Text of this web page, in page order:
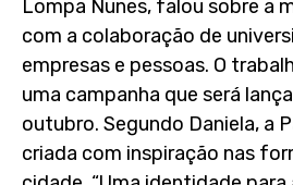
Lompa Nunes, falou sobre a
com a colaboração de
empresas e pessoas. O
uma campanha que será
outubro. Segundo Daniela, a
criada com inspiração nas